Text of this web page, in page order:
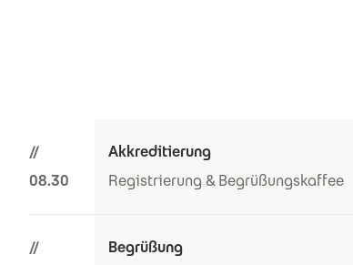
//
08.30
Akkreditierung
Registrierung & Begrüßungskaffee
//
Begrüßung